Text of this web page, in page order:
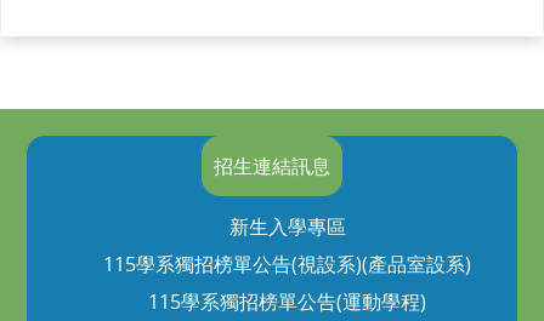
招生連結訊息
新生入學專區
115學系獨招榜單公告(視設系)(產品室設系)
115學系獨招榜單公告(運動學程)